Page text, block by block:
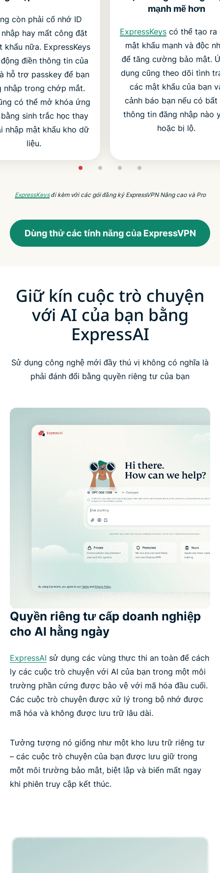
còn phải cố nhớ ID
hay mất công đặt
khẩu nữa. ExpressKeys
điền thông tin của
hỗ trợ passkey để bạn
nhập trong chớp mắt.
có thể mở khóa ứng
sinh trắc học thay
nhập mật khẩu kho dữ
liệu.
mạnh mẽ hơn
ExpressKeys có thể tạo ra
mật khẩu mạnh và độc
để tăng cường bảo mật.
dụng cũng theo dõi tình
các mật khẩu của bạn
cảnh báo bạn nếu có bất
thông tin đăng nhập nào
hoặc bị lộ.
ExpressKeysđi kèm với các gói đăng ký ExpressVPN Nâng cao và Pro
Dùng thử các tính năng của ExpressVPN
Giữ kín cuộc trò chuyện
với AI của bạn bằng
ExpressAI
Sử dụng công nghệ mới đầy thú vị không có nghĩa là
phải đánh đổi bằng quyền riêng tư của bạn
Quyền riêng tư cấp doanh nghiệp
cho AI hằng ngày
ExpressAI sử dụng các vùng thực thi an toàn để cách
ly các cuộc trò chuyện với AI của bạn trong một môi
trường phần cứng được bảo vệ với mã hóa đầu cuối.
Các cuộc trò chuyện được xử lý trong bộ nhớ được
mã hóa và không được lưu trữ lâu dài.
Tưởng tượng nó giống như một kho lưu trữ riêng tư
– các cuộc trò chuyện của bạn được lưu giữ trong
một môi trường bảo mật, biệt lập và biến mất ngay
khi phiên truy cập kết thúc.